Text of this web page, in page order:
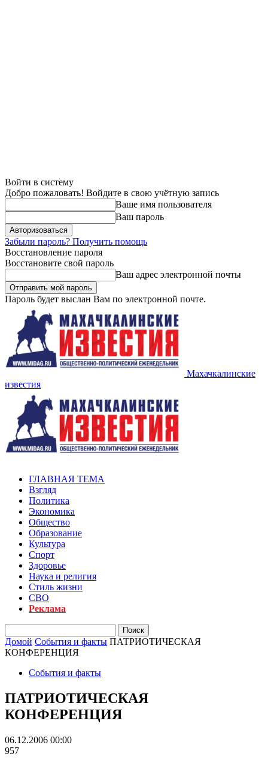
Войти в систему
Добро пожаловать! Войдите в свою учётную запись
Ваше имя пользователя
Ваш пароль
Забыли пароль? Получить помощь
Восстановление пароля
Восстановите свой пароль
Ваш адрес электронной почты
Пароль будет выслан Вам по электронной почте.
Махачкалинские
известия
ГЛАВНАЯ ТЕМА
Взгляд
Политика
Экономика
Общество
Образование
Культура
Спорт
Здоровье
Наука и религия
Стиль жизни
СВО
Реклама
Домой События и факты ПАТРИОТИЧЕСКАЯ
КОНФЕРЕНЦИЯ
События и факты
ПАТРИОТИЧЕСКАЯ
КОНФЕРЕНЦИЯ
06.12.2006 00:00
957